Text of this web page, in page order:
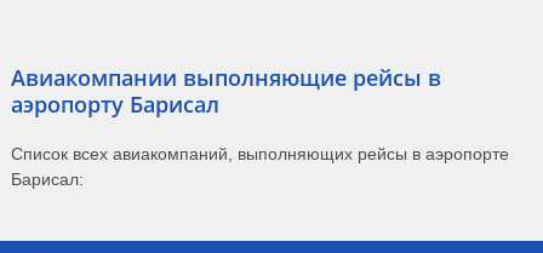
Авиакомпании выполняющие рейсы в
аэропорту Барисал
Список всех авиакомпаний, выполняющих рейсы в аэропорте
Барисал: